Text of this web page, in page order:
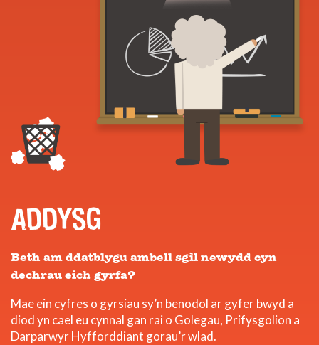
ADDYSG
Beth am ddatblygu ambell sgìl newydd cyn
dechrau eich gyrfa?
Mae ein cyfres o gyrsiau sy’n benodol ar gyfer bwyd a
diod yn cael eu cynnal gan rai o Golegau, Prifysgolion a
Darparwyr Hyfforddiant gorau’r wlad.